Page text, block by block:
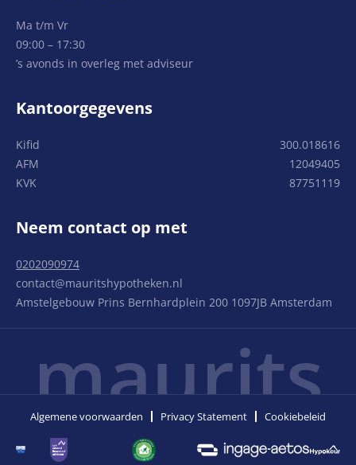
Ma t/m Vr
09:00 – 17:30
’s avonds in overleg met adviseur
Kantoorgegevens
Kifid
300.018616
AFM
12049405
KVK
87751119
Neem contact op met
0202090974
contact@mauritshypotheken.nl
Amstelgebouw Prins Bernhardplein 200 1097JB Amsterdam
maurits
Algemene voorwaarden Privacy Statement Cookiebeleid